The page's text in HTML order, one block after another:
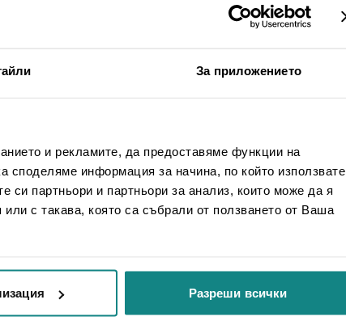
За приложението
и рекламите, да предоставяме функции на
информация за начина, по който използвате
си партньори и партньори за анализ, които може да я
с такава, която са събрали от ползването от Ваша
Разреши всички